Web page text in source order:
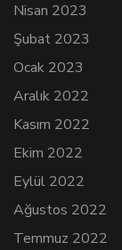
Nisan 2023
Şubat 2023
Ocak 2023
Aralık 2022
Kasım 2022
Ekim 2022
Eylül 2022
Ağustos 2022
Temmuz 2022